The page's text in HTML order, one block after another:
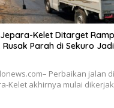
Kelet Ditarget
Rusak Parah di Sekuro Jadi
Perbaikan jalan di
Kelet akhirnya mulai